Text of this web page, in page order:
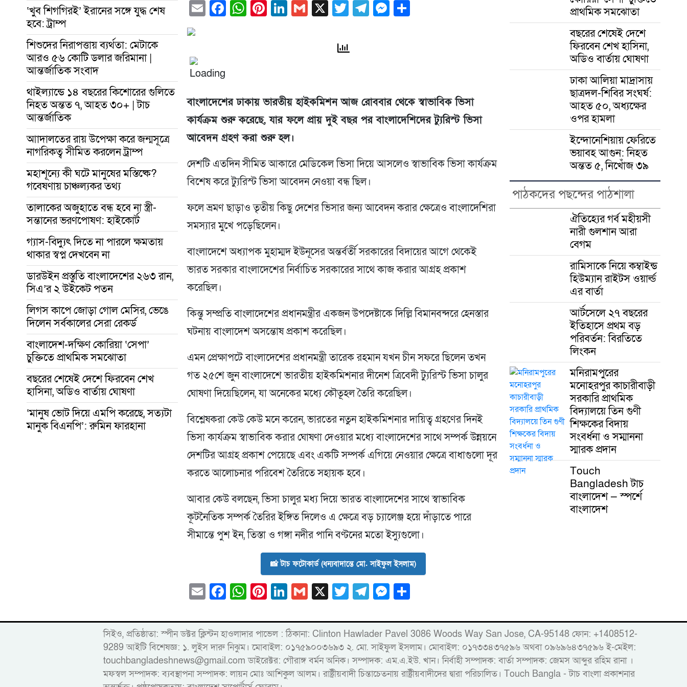
‘খুব শিগগিরই’ ইরানের সঙ্গে যুদ্ধ শেষ
হবে: ট্রাম্প
শিশুদের নিরাপত্তায় ব্যর্থতা: মেটাকে
আরও ৫৬ কোটি ডলার জরিমানা |
আন্তর্জাতিক সংবাদ
থাইল্যান্ডে ১৪ বছরের কিশোরের গুলিতে
নিহত অন্তত ৭, আহত ৩০+ | টাচ
আন্তর্জাতিক
আাদালতের রায় উপেক্ষা করে জন্মসূত্রে
নাগরিকত্ব সীমিত করলেন ট্রাম্প
মহাশূন্যে কী ঘটে মানুষের মস্তিষ্কে?
গবেষণায় চাঞ্চল্যকর তথ্য
তালাকের অজুহাতে বন্ধ হবে না স্ত্রী-
সন্তানের ভরণপোষণ: হাইকোর্ট
গ্যাস-বিদ্যুৎ দিতে না পারলে ক্ষমতায়
থাকার স্বপ্ন দেখবেন না
ডারউইন প্রস্তুতি বাংলাদেশের ২৬৩ রান,
সিএ’র ২ উইকেট পতন
লিগস কাপে জোড়া গোল মেসির, ভেঙে
দিলেন সর্বকালের সেরা রেকর্ড
বাংলাদেশ-দক্ষিণ কোরিয়া ‘সেপা’
চুক্তিতে প্রাথমিক সমঝোতা
বছরের শেষেই দেশে ফিরবেন শেখ
হাসিনা, অডিও বার্তায় ঘোষণা
‘মানুষ ভোট দিয়ে এমপি করেছে, সত্যটা
মানুক বিএনপি’: রুমিন ফারহানা
EmailFacebook
WhatsApp
Pinterest
LinkedIn
Gmail
X Twitter
Telegram
Messenger
বাংলাদেশের ঢাকায় ভারতীয় হাইকমিশন আজ রোববার থেকে স্বাভাবিক ভিসা
কার্যক্রম শুরু করেছে, যার ফলে প্রায় দুই বছর পর বাংলাদেশিদের ট্যুরিস্ট ভিসা
আবেদন গ্রহণ করা শুরু হল।
দেশটি এতদিন সীমিত আকারে মেডিকেল ভিসা দিয়ে আসলেও স্বাভাবিক ভিসা কার্যক্রম
বিশেষ করে ট্যুরিস্ট ভিসা আবেদন নেওয়া বন্ধ ছিল।
ফলে ভ্রমণ ছাড়াও তৃতীয় কিছু দেশের ভিসার জন্য আবেদন করার ক্ষেত্রেও বাংলাদেশিরা
সমস্যার মুখে পড়েছিলেন।
বাংলাদেশে অধ্যাপক মুহাম্মদ ইউনূসের অন্তর্বর্তী সরকারের বিদায়ের আগে থেকেই
ভারত সরকার বাংলাদেশের নির্বাচিত সরকারের সাথে কাজ করার আগ্রহ প্রকাশ
করেছিল।
কিন্তু সম্প্রতি বাংলাদেশের প্রধানমন্ত্রীর একজন উপদেষ্টাকে দিল্লি বিমানবন্দরে হেনস্তার
ঘটনায় বাংলাদেশ অসন্তোষ প্রকাশ করেছিল।
এমন প্রেক্ষাপটে বাংলাদেশের প্রধানমন্ত্রী তারেক রহমান যখন চীন সফরে ছিলেন তখন
গত ২৫শে জুন বাংলাদেশে ভারতীয় হাইকমিশনার দীনেশ ত্রিবেদী ট্যুরিস্ট ভিসা চালুর
ঘোষণা দিয়েছিলেন, যা অনেকের মধ্যে কৌতূহল তৈরি করেছিল।
বিশ্লেষকরা কেউ কেউ মনে করেন, ভারতের নতুন হাইকমিশনার দায়িত্ব গ্রহণের দিনই
ভিসা কার্যক্রম স্বাভাবিক করার ঘোষণা দেওয়ার মধ্যে বাংলাদেশের সাথে সম্পর্ক উন্নয়নে
দেশটির আগ্রহ প্রকাশ পেয়েছে এবং একটি সম্পর্ক এগিয়ে নেওয়ার ক্ষেত্রে বাধাগুলো দূর
করতে আলোচনার পরিবেশ তৈরিতে সহায়ক হবে।
আবার কেউ বলছেন, ভিসা চালুর মধ্য দিয়ে ভারত বাংলাদেশের সাথে স্বাভাবিক
কূটনৈতিক সম্পর্ক তৈরির ইঙ্গিত দিলেও এ ক্ষেত্রে বড় চ্যালেঞ্জ হয়ে দাঁড়াতে পারে
সীমান্তে পুশ ইন, তিস্তা ও গঙ্গা নদীর পানি বণ্টনের মতো ইস্যুগুলো।
📸 টাচ ফটোকার্ড (ধন্যবাদান্তে মো. সাইফুল ইসলাম)
EmailFacebook
WhatsApp
Pinterest
LinkedIn
Gmail
X Twitter
Telegram
Messenger
প্রাথমিক সমঝোতা
বছরের শেষেই দেশে
ফিরবেন শেখ হাসিনা,
অডিও বার্তায় ঘোষণা
ঢাকা আলিয়া মাদ্রাসায়
ছাত্রদল-শিবির সংঘর্ষ:
আহত ৫০, অধ্যক্ষের
ওপর হামলা
ইন্দোনেশিয়ায় ফেরিতে
ভয়াবহ আগুন: নিহত
অন্তত ৫, নিখোঁজ ৩৯
পাঠকদের পছন্দের পাঠশালা
ঐতিহ্যের গর্ব মহীয়সী
নারী গুলশান আরা
বেগম
রামিসাকে নিয়ে কম্বাইন্ড
হিউম্যান রাইটস ওয়ার্ল্ড
এর বার্তা
আর্টসেলে ২৭ বছরের
ইতিহাসে প্রথম বড়
পরিবর্তন: বিরতিতে
লিংকন
মনিরামপুরের
মনোহরপুর কাচারীবাড়ী
সরকারি প্রাথমিক
বিদ্যালয়ে তিন গুণী
শিক্ষকের বিদায়
সংবর্ধনা ও সম্মাননা
স্মারক প্রদান
Touch
Bangladesh টাচ
বাংলাদেশ — স্পর্শে
বাংলাদেশ
সিইও, প্রতিষ্ঠাতা: স্পীন ডক্টর ক্লিন্টন হাওলাদার পাভেল : ঠিকানা: Clinton Hawlader Pavel 3086 Woods Way San Jose, CA-95148 ফোন: +1408512-
9289 আইটি বিশেষজ্ঞ: ১. লুইস দারু নিঝুম। ‎মোবাইল: ০১৭৫৯০০৩৬৯৩ ২. মো. সাইফুল ইসলাম। মোবাইল: ০১৭৩৩৪৩৭৫৯৬ অথবা ০৯৬৯৬৪৩৭৫৯৬ ই-মেইল:
touchbangladeshnews@gmail.com ডাইরেক্টর: গৌরাঙ্গ বর্মন অনিক। সম্পাদক: এম.এ.ইউ. খান। নির্বাহী সম্পাদক: বার্তা সম্পাদক: জেমস আব্দুর রহিম রানা ।
মফস্বল সম্পাদক: ব্যবস্থাপনা সম্পাদক: লায়ন মোঃ আশিকুল আলম। রাষ্ট্রীয়বাদী চিন্তাচেতনায় রাষ্ট্রীয়বাদীদের দ্বারা পরিচালিত। Touch Bangla - টাচ বাংলা প্রকাশনার